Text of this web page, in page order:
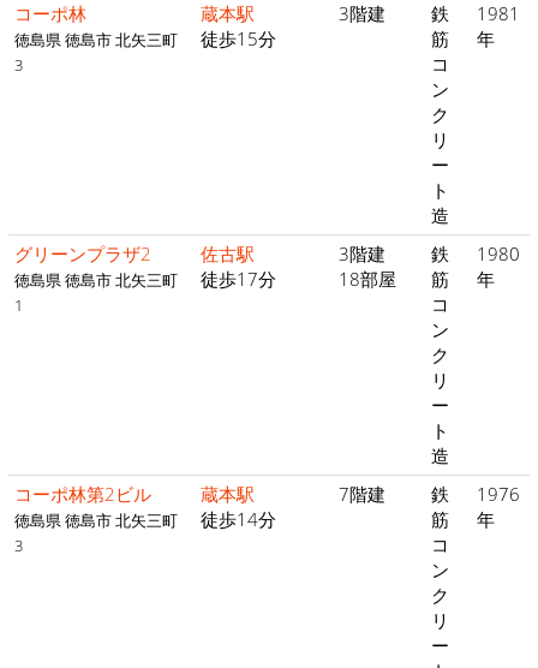
コーポ林
徳島県 徳島市 北矢三町
3
蔵本駅
徒歩15分
3階建
鉄
筋
コ
ン
ク
リ
ー
ト
造
1981
年
グリーンプラザ2
徳島県 徳島市 北矢三町
1
佐古駅
徒歩17分
3階建
18部屋
鉄
筋
コ
ン
ク
リ
ー
ト
造
1980
年
コーポ林第2ビル
徳島県 徳島市 北矢三町
3
蔵本駅
徒歩14分
7階建
鉄
筋
コ
ン
ク
リ
ー
1976
年